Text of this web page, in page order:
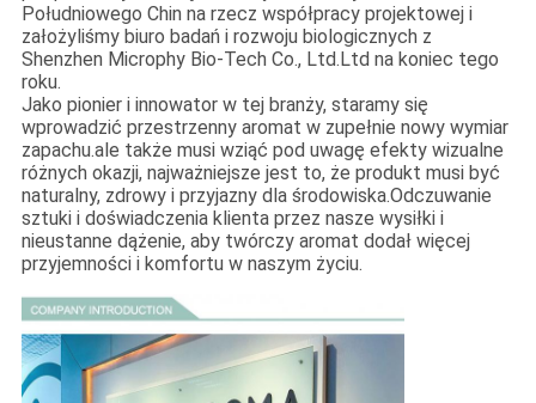
Południowego Chin na rzecz współpracy projektowej i
założyliśmy biuro badań i rozwoju biologicznych z
Shenzhen Microphy Bio-Tech Co., Ltd.Ltd na koniec tego
roku.
Jako pionier i innowator w tej branży, staramy się
wprowadzić przestrzenny aromat w zupełnie nowy wymiar
zapachu.ale także musi wziąć pod uwagę efekty wizualne
różnych okazji, najważniejsze jest to, że produkt musi być
naturalny, zdrowy i przyjazny dla środowiska.Odczuwanie
sztuki i doświadczenia klienta przez nasze wysiłki i
nieustanne dążenie, aby twórczy aromat dodał więcej
przyjemności i komfortu w naszym życiu.